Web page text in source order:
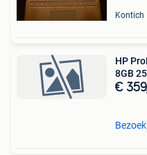
Kontich
HP
8GB
€